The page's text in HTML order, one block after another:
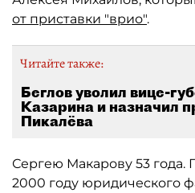
от приставки "врио".
Читайте также:
Беглов уволил вице-
Казарина и назначил
Пикалёва
Сергею Макарову 53 года.
2000 году юридического